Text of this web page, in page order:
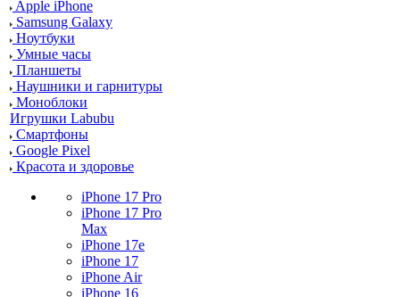
Apple iPhone
Samsung Galaxy
Ноутбуки
Умные часы
Планшеты
Наушники и гарнитуры
Моноблоки
Игрушки Labubu
Смартфоны
Google Pixel
Красота и здоровье
iPhone 17 Pro
iPhone 17 Pro
Max
iPhone 17e
iPhone 17
iPhone Air
iPhone 16